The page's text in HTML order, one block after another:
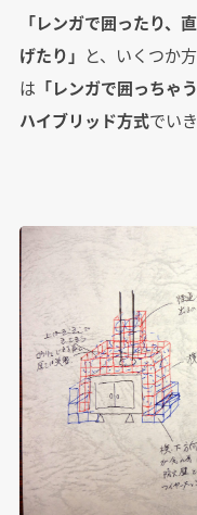
「レンガで囲ったり、
げたり」 と、いくつか
は 「レンガで囲っちゃ
ハイブリッド方式でい